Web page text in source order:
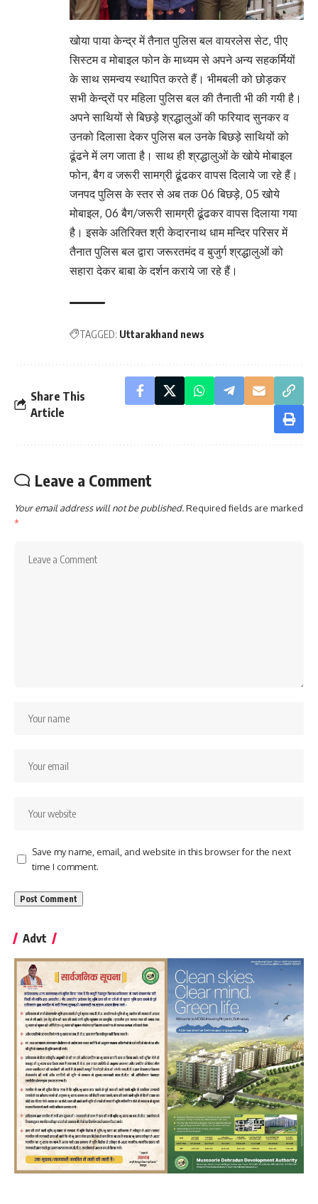
खोया पाया केन्द्र में तैनात पुलिस बल वायरलेस सेट, पीए
सिस्टम व मोबाइल फोन के माध्यम से अपने अन्य सहकर्मियों
के साथ समन्वय स्थापित करते हैं। भीमबली को छोड़कर
सभी केन्द्रों पर महिला पुलिस बल की तैनाती भी की गयी है।
अपने साथियों से बिछड़े श्रद्धालुओं की फरियाद सुनकर व
उनको दिलासा देकर पुलिस बल उनके बिछड़े साथियों को
ढूंढने में लग जाता है। साथ ही श्रद्धालुओं के खोये मोबाइल
फोन, बैग व जरूरी सामग्री ढूंढकर वापस दिलाये जा रहे हैं।
जनपद पुलिस के स्तर से अब तक 06 बिछड़े, 05 खोये
मोबाइल, 06 बैग/जरूरी सामग्री ढूंढकर वापस दिलाया गया
है। इसके अतिरिक्त श्री केदारनाथ धाम मन्दिर परिसर में
तैनात पुलिस बल द्वारा जरूरतमंद व बुजुर्ग श्रद्धालुओं को
सहारा देकर बाबा के दर्शन कराये जा रहे हैं।
TAGGED: Uttarakhand news
Share This
Article
Leave a Comment
Your email address will not be published.Required fields are marked
*
Save my name, email, and website in this browser for the next
time I comment.
Advt